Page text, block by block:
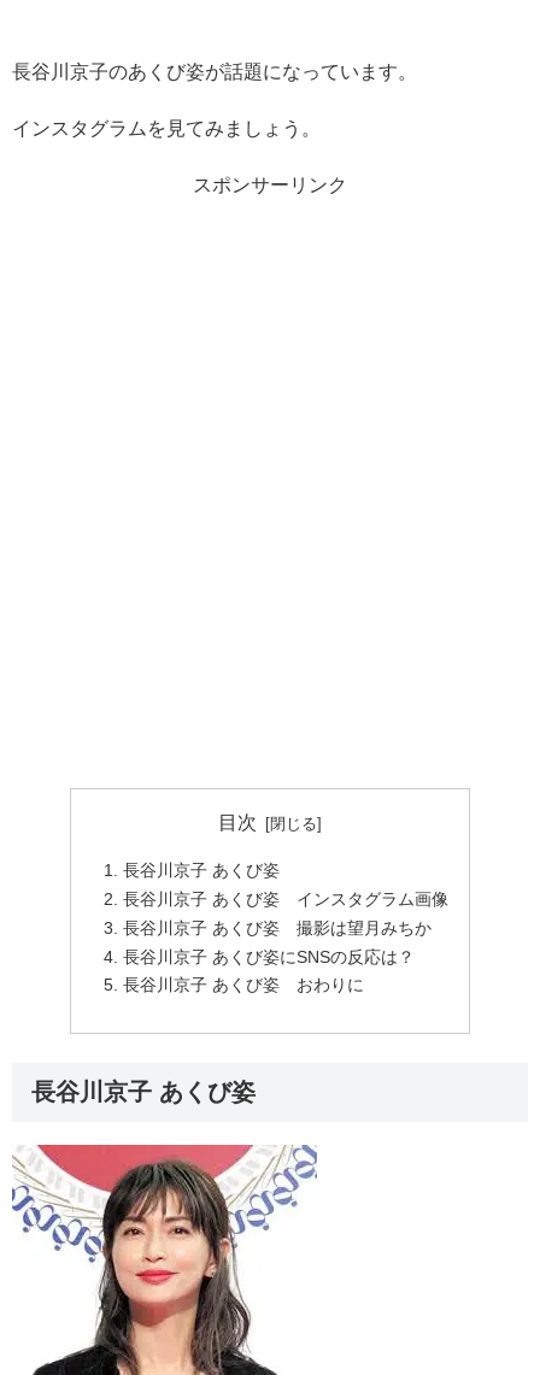
長谷川京子のあくび姿が話題になっています。
インスタグラムを見てみましょう。
スポンサーリンク
目次
長谷川京子 あくび姿
長谷川京子 あくび姿 インスタグラム画像
長谷川京子 あくび姿 撮影は望月みちか
長谷川京子 あくび姿にSNSの反応は？
長谷川京子 あくび姿 おわりに
長谷川京子 あくび姿